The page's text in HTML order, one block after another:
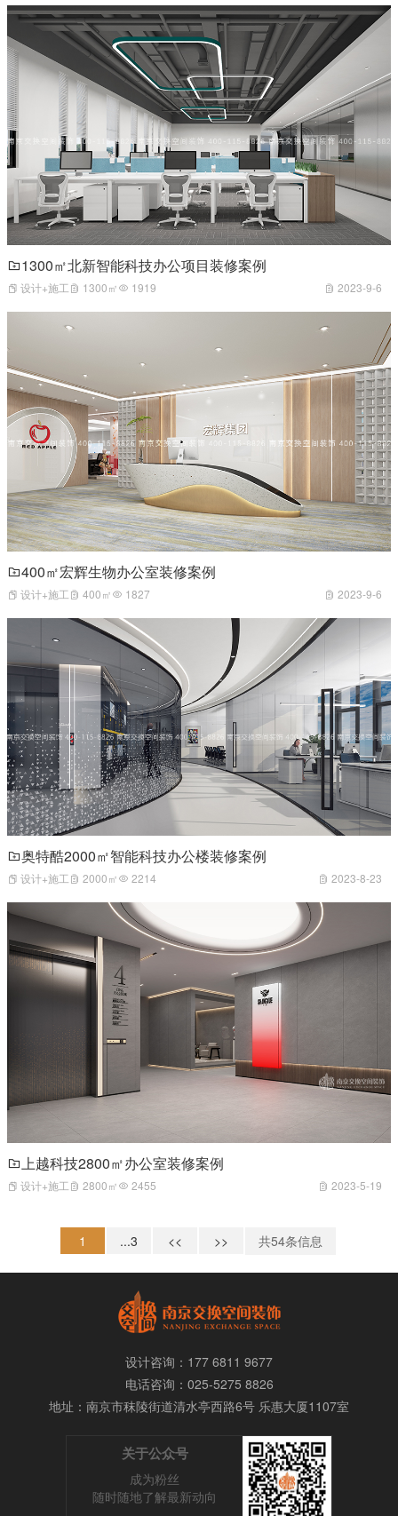
1300㎡北新智能科技办公项目装修案例
设计+施工 1300㎡ 1919 2023-9-6
400㎡宏辉生物办公室装修案例
设计+施工 400㎡ 1827 2023-9-6
奥特酷2000㎡智能科技办公楼装修案例
设计+施工 2000㎡ 2214 2023-8-23
上越科技2800㎡办公室装修案例
设计+施工 2800㎡ 2455 2023-5-19
1 ...3 << >> 共54条信息
设计咨询：177 6811 9677
电话咨询：025-5275 8826
地址：南京市秣陵街道清水亭西路6号 乐惠大厦1107室
关于公众号
成为粉丝
随时随地了解最新动向